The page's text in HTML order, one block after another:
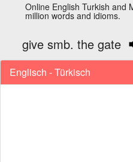
Online English Turkish and
million words and idioms.
give smb. the gate
Englisch - Türkisch